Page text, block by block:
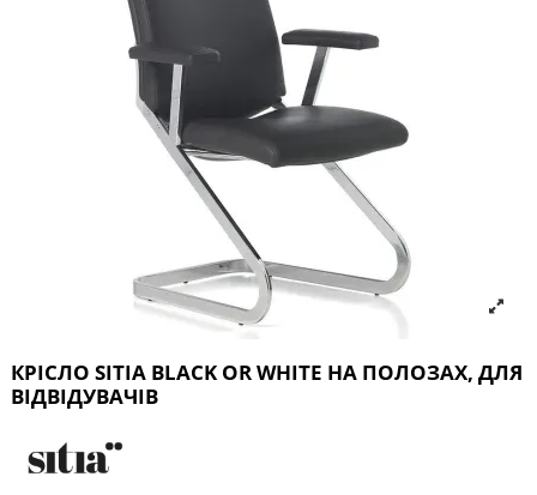
КРІСЛО SITIA BLACK OR WHITE НА ПОЛОЗАХ, ДЛЯ
ВІДВІДУВАЧІВ